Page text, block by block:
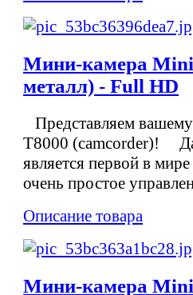
Мини-камера
металл) - Full HD
Представляем
T8000 (camcorder)!
является первой в
очень простое
Описание товара
Мини-камера